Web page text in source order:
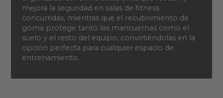
mejora la seguridad en salas de fitness
concurridas, mientras que el recubrimiento de
goma protege tanto las mancuernas como el
suelo y el resto del equipo, convirtiéndolas en la
opción perfecta para cualquier espacio de
entrenamiento.